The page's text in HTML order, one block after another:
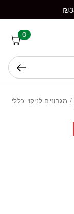
0
/ מגבונים לניקוי כללי